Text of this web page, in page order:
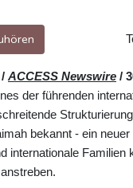
ACCESS Newswire /
der führenden
bekannt - ein
internationale